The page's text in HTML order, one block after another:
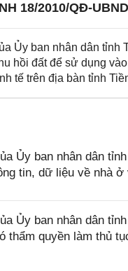
18/2010/QĐ-
Ủy ban nhân dân
hồi đất để sử dụng
tế trên địa bàn tỉnh
Ủy ban nhân dân
tin, dữ liệu về nhà
Ủy ban nhân dân
thẩm quyền làm thủ